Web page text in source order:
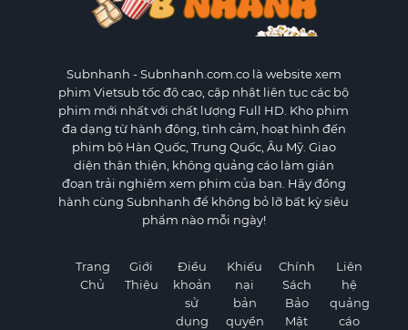
Subnhanh - Subnhanh.com.co là website xem
phim Vietsub tốc độ cao, cập nhật liên tục các bộ
phim mới nhất với chất lượng Full HD. Kho phim
đa dạng từ hành động, tình cảm, hoạt hình đến
phim bộ Hàn Quốc, Trung Quốc, Âu Mỹ. Giao
diện thân thiện, không quảng cáo làm gián
đoạn trải nghiệm xem phim của bạn. Hãy đồng
hành cùng Subnhanh để không bỏ lỡ bất kỳ siêu
phẩm nào mỗi ngày!
Trang
Chủ
Giới
Thiệu
Điều
khoản
sử
dụng
Khiếu
nại
bản
quyền
Chính
Sách
Bảo
Mật
Liên
hệ
quảng
cáo